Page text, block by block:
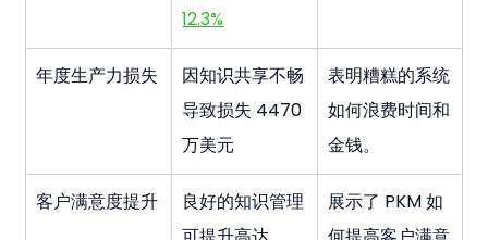
12.3%
年度生产力损失
因知识共享不畅
导致损失 4470
万美元
表明糟糕的系统
如何浪费时间和
金钱。
客户满意度提升
良好的知识管理
展示了 PKM 如